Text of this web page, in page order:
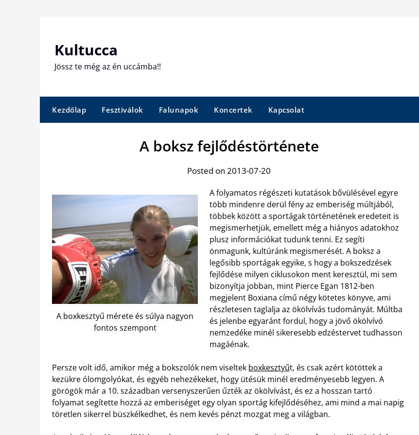
Kultucca
Jössz te még az én uccámba!!
Kezdőlap Fesztiválok Falunapok Koncertek Kapcsolat
A boksz fejlődéstörténete
Posted on 2013-07-20
A boxkesztyű mérete és súlya nagyon
fontos szempont
A folyamatos régészeti kutatások bővülésével egyre
több mindenre derül fény az emberiség múltjából,
többek között a sportágak történetének eredeteit is
megismerhetjük, emellett még a hiányos adatokhoz
plusz információkat tudunk tenni. Ez segíti
önmagunk, kultúránk megismerését. A boksz a
legősibb sportágak egyike, s hogy a bokszedzések
fejlődése milyen ciklusokon ment keresztül, mi sem
bizonyítja jobban, mint Pierce Egan 1812-ben
megjelent Boxiana című négy kötetes könyve, ami
részletesen taglalja az ökölvívás tudományát. Múltba
és jelenbe egyaránt fordul, hogy a jövő ökölvívó
nemzedéke minél sikeresebb edzéstervet tudhasson
magáénak.
Persze volt idő, amikor még a bokszolók nem viseltek boxkesztyűt, és csak azért kötöttek a
kezükre ólomgolyókat, és egyéb nehezékeket, hogy ütésük minél eredményesebb legyen. A
görögök már a 10. században versenyszerűen űzték az ökölvívást, és ez a hosszan tartó
folyamat segítette hozzá az emberiséget egy olyan sportág kifejlődéséhez, ami mind a mai napig
töretlen sikerrel büszkélkedhet, és nem kevés pénzt mozgat meg a világban.